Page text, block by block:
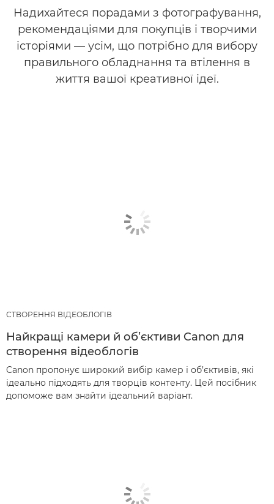
Надихайтеся порадами з фотографування,
рекомендаціями для покупців і творчими
історіями — усім, що потрібно для вибору
правильного обладнання та втілення в
життя вашої креативної ідеї.
СТВОРЕННЯ ВІДЕОБЛОГІВ
Найкращі камери й об’єктиви Canon для
створення відеоблогів
Canon пропонує широкий вибір камер і об’єктивів, які
ідеально підходять для творців контенту. Цей посібник
допоможе вам знайти ідеальний варіант.